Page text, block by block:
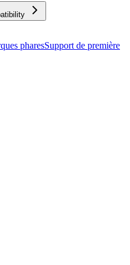
pharesSupport de première